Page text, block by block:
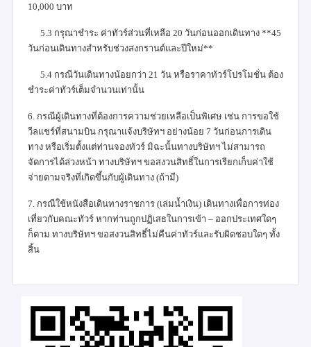
10,000 บาท
5.3 กรุณาชำระ ค่าทัวร์ส่วนที่เหลือ 20 วันก่อนออกเดินทาง **45
วันก่อนเดินทางสำหรับช่วงสงกรานต์และปีใหม่**
5.4 กรณีวันเดินทางน้อยกว่า 21 วัน หรือราคาทัวร์โปรโมชั่น ต้อง
ชำระค่าทัวร์เต็มจำนวนเท่านั้น
6. กรณีผู้เดินทางที่ต้องการความช่วยเหลือเป็นพิเศษ เช่น การขอใช้
วีลแชร์ที่สนามบิน กรุณาแจ้งบริษัทฯ อย่างน้อย 7 วันก่อนการเดิน
ทาง หรือเริ่มตั้งแต่ท่านจองทัวร์ มิฉะนั้นทางบริษัทฯ ไม่สามารถ
จัดการได้ล่วงหน้า ทางบริษัทฯ ขอสงวนสิทธิ์ในการเรียกเก็บค่าใช้
จ่ายตามจริงที่เกิดขึ้นกับผู้เดินทาง (ถ้ามี)
7. กรณีใช้หนังสือเดินทางราชการ (เล่มน้ำเงิน) เดินทางเพื่อการท่อง
เที่ยวกับคณะทัวร์ หากท่านถูกปฏิเสธในการเข้า – ออกประเทศใดๆ
ก็ตาม ทางบริษัทฯ ขอสงวนสิทธิ์ไม่คืนค่าทัวร์และรับผิดชอบใดๆ ทั้ง
สิ้น